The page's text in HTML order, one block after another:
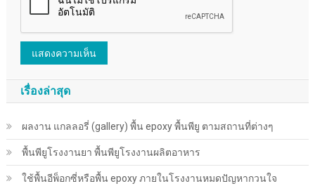
เรื่องล่าสุด
ผลงาน แกลลอรี่ (gallery) พื้น epoxy พื้นพียู ตามสถานที่ต่างๆ
พื้นพียู​โรงงานยา พื้นพียู​โรงงานผลิตอาหาร
ใช้พื้นอีพ็อกซี่หรือพื้น epoxy ภายในโรงงานหมดปัญหากวนใจ